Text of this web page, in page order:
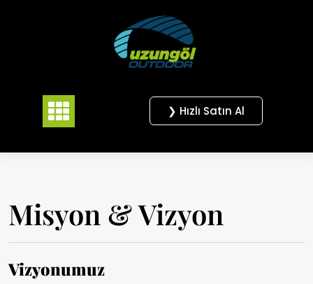
❯ Hızlı Satın Al
Misyon & Vizyon
Vizyonumuz